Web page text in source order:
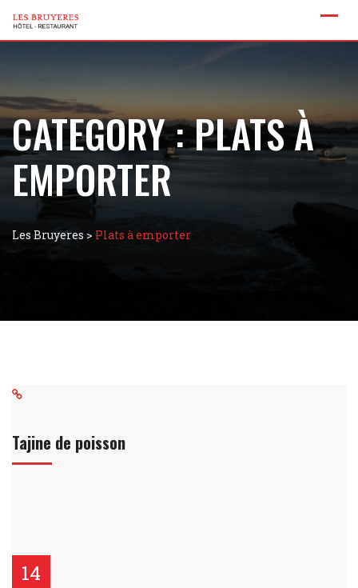
CATEGORY :PLATS À
EMPORTER
Les Bruyeres > Plats à emporter
Tajine de poisson
14